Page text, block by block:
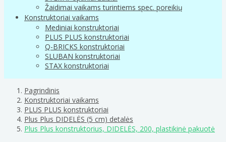
Žaidimai vaikams turintiems spec. poreikių
Konstruktoriai vaikams
Mediniai konstruktoriai
PLUS PLUS konstruktoriai
Q-BRICKS konstruktoriai
SLUBAN konstruktoriai
STAX konstruktoriai
Pagrindinis
Konstruktoriai vaikams
PLUS PLUS konstruktoriai
Plus Plus DIDELĖS (5 cm) detalės
Plus Plus konstruktorius, DIDELĖS, 200, plastikinė pakuotė